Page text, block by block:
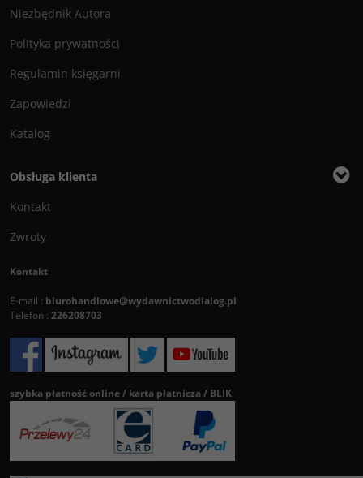
Niezbędnik Autora
Polityka prywatności
Regulamin księgarni
Zapowiedzi
Katalog
Obsługa klienta
Kontakt
Zwroty
Kontakt
E-mail : biurohandlowe@wydawnictwodialog.pl
Telefon : 226208703
szybka płatność online / karta płatnicza / BLIK